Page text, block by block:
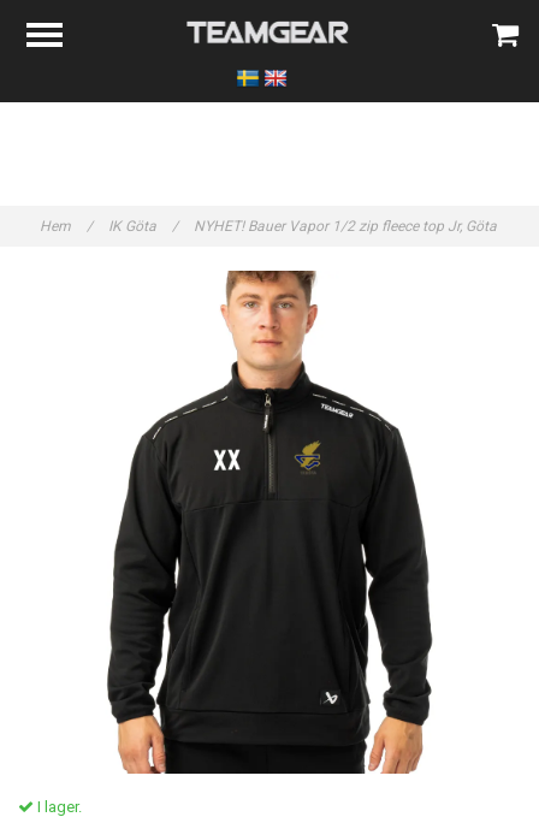
Hem / IK Göta / NYHET! Bauer Vapor 1/2 zip fleece top Jr, Göta
I lager.